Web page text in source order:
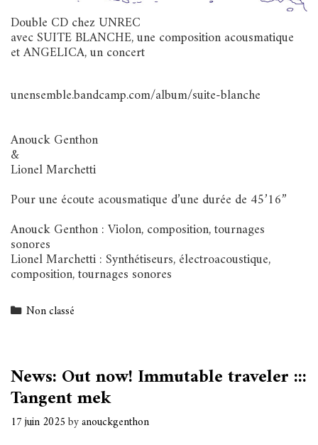
Double CD chez UNREC
avec SUITE BLANCHE, une composition acousmatique
et ANGELICA, un concert
unensemble.bandcamp.com/album/suite-blanche
Anouck Genthon
&
Lionel Marchetti
Pour une écoute acousmatique d’une durée de 45’16”
Anouck Genthon : Violon, composition, tournages
sonores
Lionel Marchetti : Synthétiseurs, électroacoustique,
composition, tournages sonores
Categories
Non classé
News: Out now! Immutable traveler :::
Tangent mek
17 juin 2025byanouckgenthon